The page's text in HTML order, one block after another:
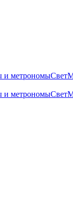
и метрономыСвет
и метрономыСвет